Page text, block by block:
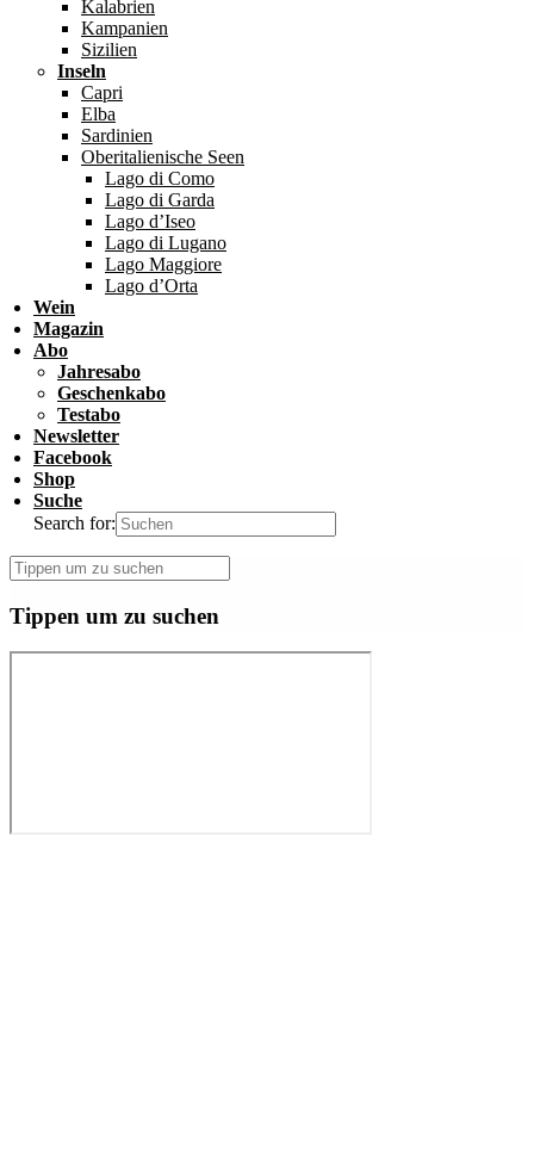
Kalabrien
Kampanien
Sizilien
Inseln
Capri
Elba
Sardinien
Oberitalienische Seen
Lago di Como
Lago di Garda
Lago d’Iseo
Lago di Lugano
Lago Maggiore
Lago d’Orta
Wein
Magazin
Abo
Jahresabo
Geschenkabo
Testabo
Newsletter
Facebook
Shop
Suche
Search for:
Tippen um zu suchen